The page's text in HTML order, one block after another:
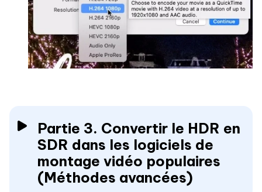
Partie 3. Convertir le HDR en
SDR dans les logiciels de
montage vidéo populaires
(Méthodes avancées)